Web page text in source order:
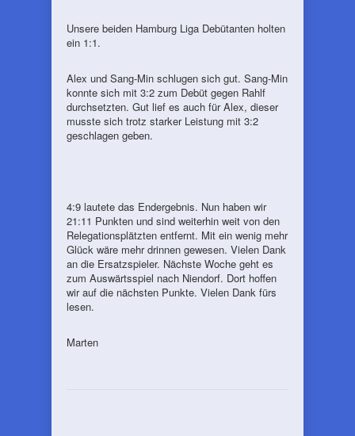
Unsere beiden Hamburg Liga Debütanten holten
ein 1:1.
Alex und Sang-Min schlugen sich gut. Sang-Min
konnte sich mit 3:2 zum Debüt gegen Rahlf
durchsetzten. Gut lief es auch für Alex, dieser
musste sich trotz starker Leistung mit 3:2
geschlagen geben.
4:9 lautete das Endergebnis. Nun haben wir
21:11 Punkten und sind weiterhin weit von den
Relegationsplätzten entfernt. Mit ein wenig mehr
Glück wäre mehr drinnen gewesen. Vielen Dank
an die Ersatzspieler. Nächste Woche geht es
zum Auswärtsspiel nach Niendorf. Dort hoffen
wir auf die nächsten Punkte. Vielen Dank fürs
lesen.
Marten